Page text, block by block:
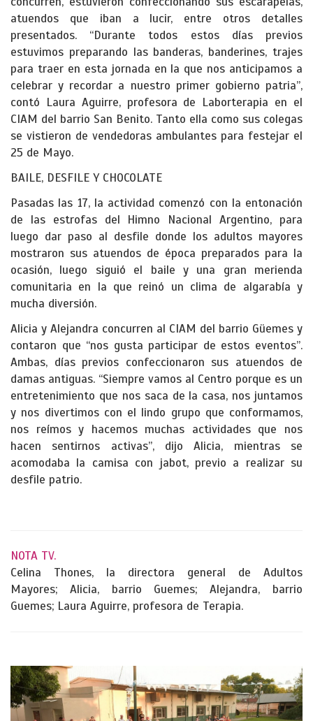
atuendos que iban a lucir, entre otros detalles
presentados. “Durante todos estos días previos
estuvimos preparando las banderas, banderines, trajes
para traer en esta jornada en la que nos anticipamos a
celebrar y recordar a nuestro primer gobierno patria”,
contó Laura Aguirre, profesora de Laborterapia en el
CIAM del barrio San Benito. Tanto ella como sus colegas
se vistieron de vendedoras ambulantes para festejar el
25 de Mayo.
BAILE, DESFILE Y CHOCOLATE
Pasadas las 17, la actividad comenzó con la entonación
de las estrofas del Himno Nacional Argentino, para
luego dar paso al desfile donde los adultos mayores
mostraron sus atuendos de época preparados para la
ocasión, luego siguió el baile y una gran merienda
comunitaria en la que reinó un clima de algarabía y
mucha diversión.
Alicia y Alejandra concurren al CIAM del barrio Güemes y
contaron que “nos gusta participar de estos eventos”.
Ambas, días previos confeccionaron sus atuendos de
damas antiguas. “Siempre vamos al Centro porque es un
entretenimiento que nos saca de la casa, nos juntamos
y nos divertimos con el lindo grupo que conformamos,
nos reímos y hacemos muchas actividades que nos
hacen sentirnos activas”, dijo Alicia, mientras se
acomodaba la camisa con jabot, previo a realizar su
desfile patrio.
NOTA TV.
Celina Thones, la directora general de Adultos
Mayores; Alicia, barrio Guemes; Alejandra, barrio
Guemes; Laura Aguirre, profesora de Terapia.